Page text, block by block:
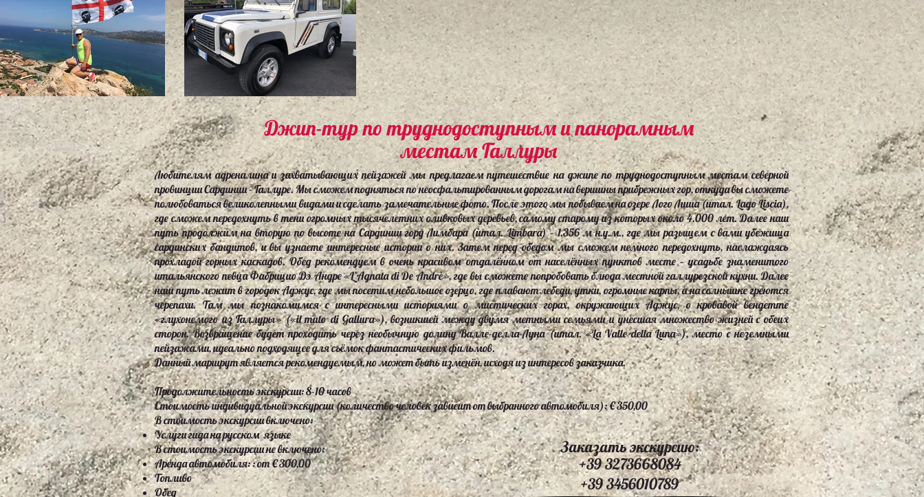
Джип-тур по труднодоступным и панорамным
местам Галлуры
Заказать экскурсию:
+39 3273668084
+39 3456010789
Любителям адреналина и захватывающих пейзажей мы предлагаем путешествие на джипе по труднодоступным местам северной
провинции Сардинии - Галлуре. Мы сможем подняться по неосфальтированным дорогам на вершины прибрежных гор, откуда вы сможете
полюбоваться великолепными видами и сделать замечательные фото. После этого мы побываем на озере Лого Лиша (итал. Lago Liscia),
где сможем передохнуть в тени огромных тысячелетних оливковых деревьев, самому старому из которых около 4.000 лет. Далее наш
путь продолжим на вторую по высоте на Сардинии гору Лимбара (итал. Limbara) – 1.356 м н.у.м., где мы разыщем с вами убежища
сардинских бандитов, и вы узнаете интересные истории о них. Затем перед обедом мы сможем немного передохнуть, наслаждаясь
прохладой горных каскадов. Обед рекомендуем в очень красивом отдалённом от населённых пунктов месте – усадьбе знаменитого
итальянского певца Фабрицио Дэ Андре «L’Agnata di De Andrè», где вы сможете попробовать блюда местной галлурезской кухни. Далее
наш путь лежит в городок Аджус, где мы посетим небольшое озерцо, где плавают лебеди, утки, огромные карпы, а на солнышке греются
черепахи. Там мы познакомимся с интересными историями о мистических горах, окружающих Аджус, о кровавой вендетте
«глухонемого из Галлуры» («il muto di Gallura»), возникшей между двумя метными семьями и унесшая множество жизней с обеих
сторон. Возвращение будет проходить через необычную долину Валле-делла-Луна (итал. «La Valle della Luna»), место с неземными
пейзажами, идеально подходящее для съёмок фантастических фильмов.
Данный маршрут является рекомендуемым, но может быть изменён, исходя из интересов заказчика.
Продолжительность экскурсии: 8-10 часов
Стоимость индивидуальной экскурсии (количество человек зависит от выбранного автомобиля): € 350,00
В стоимость экскурсии включено:
Услуги гида на русском языке
В стоимость экскурсии не включено:
Аренда автомобиля: : от € 300,00
Топливо
Обед